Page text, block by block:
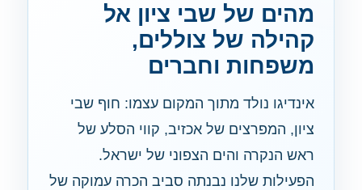
מהים של שבי ציון אל
קהילה של צוללים,
משפחות וחברים
אינדיגו נולד מתוך המקום עצמו: חוף שבי
ציון, המפרצים של אכזיב, קווי הסלע של
ראש הנקרה והים הצפוני של ישראל.
הפעילות שלנו נבנתה סביב הכרה עמוקה של